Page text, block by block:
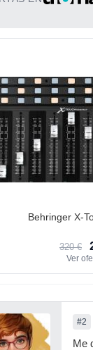
Behringer X-
320 €
Ver
#2
Me